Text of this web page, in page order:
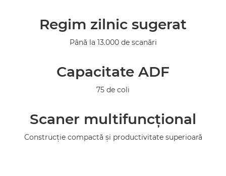
Regim zilnic sugerat
Până la 13.000 de scanări
Capacitate ADF
75 de coli
Scaner multifuncţional
Construcţie compactă şi productivitate superioară